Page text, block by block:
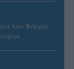
του Ψάρρα